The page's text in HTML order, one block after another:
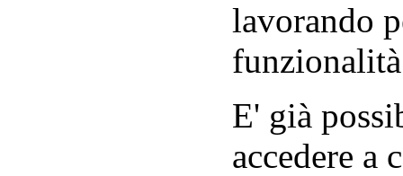
lavorando
E' già
accedere a